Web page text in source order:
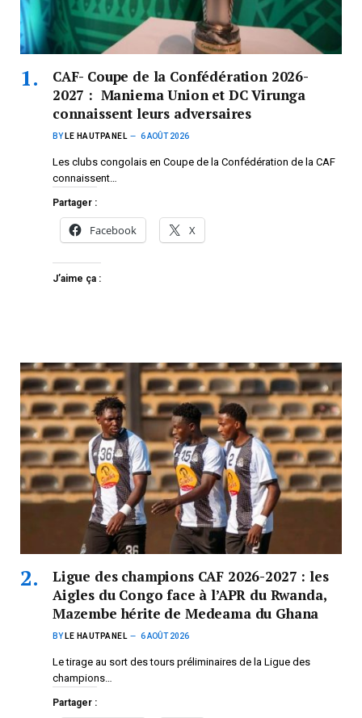
CAF- Coupe de la Confédération 2026-
2027 : Maniema Union et DC Virunga
connaissent leurs adversaires
BY LE HAUTPANEL 6 AOÛT 2026
Les clubs congolais en Coupe de la Confédération de la CAF
connaissent…
Partager :
Facebook X
J’aime ça :
Ligue des champions CAF 2026-2027 : les
Aigles du Congo face à l’APR du Rwanda,
Mazembe hérite de Medeama du Ghana
BY LE HAUTPANEL 6 AOÛT 2026
Le tirage au sort des tours préliminaires de la Ligue des
champions…
Partager :